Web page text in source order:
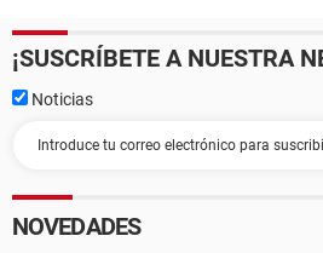
¡SUSCRÍBETE A NUESTRA
Noticias
NOVEDADES